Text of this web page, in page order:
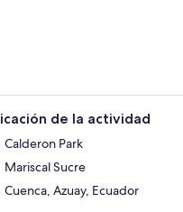
de la actividad
Calderon Park
Mariscal Sucre
Cuenca, Azuay, Ecuador